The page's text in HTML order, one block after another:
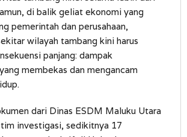
di balik geliat ekonomi yang
pemerintah dan perusahaan,
wilayah tambang kini harus
panjang: dampak
membekas dan mengancam
dari Dinas ESDM Maluku Utara
investigasi, sedikitnya 17